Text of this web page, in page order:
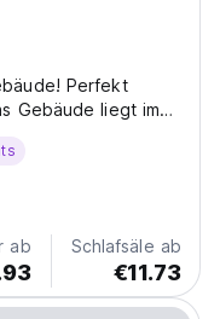
Perfekt
Gebäude liegt im
3 Minuten zu Fuß
Minuten zu Fuß von
ab Schlafsäle ab
€11.73